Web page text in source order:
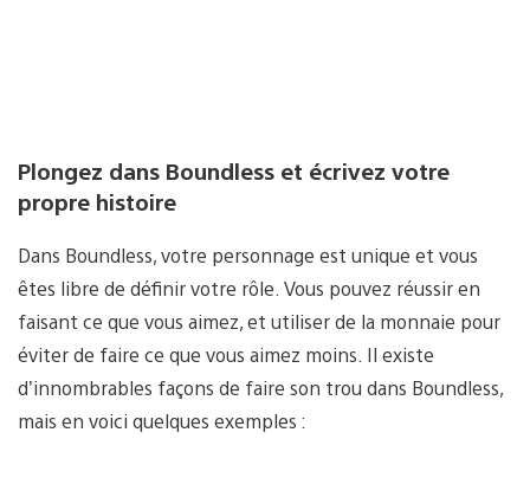
Plongez dans Boundless et écrivez votre
propre histoire
Dans Boundless, votre personnage est unique et vous
êtes libre de définir votre rôle. Vous pouvez réussir en
faisant ce que vous aimez, et utiliser de la monnaie pour
éviter de faire ce que vous aimez moins. Il existe
d’innombrables façons de faire son trou dans Boundless,
mais en voici quelques exemples :